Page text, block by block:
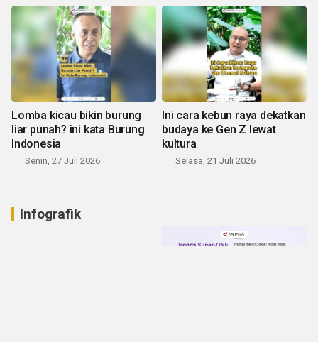
Lomba kicau bikin burung
liar punah? ini kata Burung
Indonesia
Senin, 27 Juli 2026
Ini cara kebun raya dekatkan
budaya ke Gen Z lewat
kultura
Selasa, 21 Juli 2026
Infografik